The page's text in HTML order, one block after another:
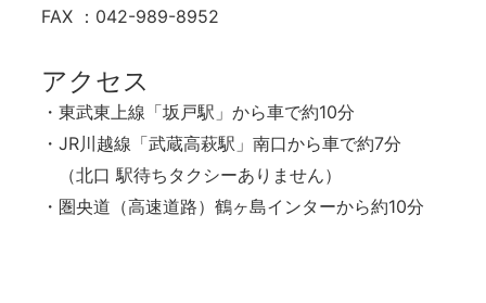
FAX ：042-989-8952
アクセス
・東武東上線「坂戸駅」から車で約10分
・JR川越線「武蔵高萩駅」南口から車で約7分
（北口 駅待ちタクシーありません）
・圏央道（高速道路）鶴ヶ島インターから約10分